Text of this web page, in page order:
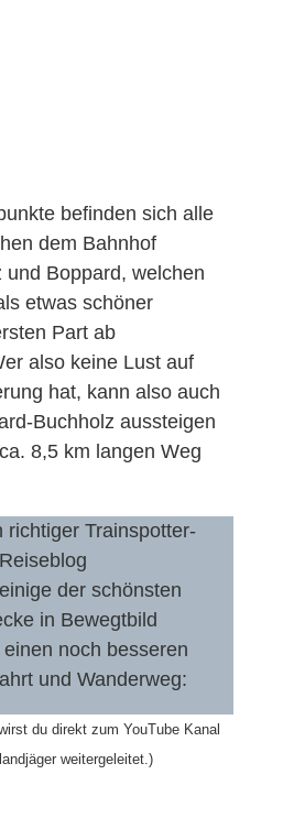
befinden sich alle
dem Bahnhof
und Boppard, welchen
etwas schöner
Part ab
also keine Lust auf
hat, kann also auch
Buchholz aussteigen
8,5 km langen Weg
richtiger Trainspotter-
einige der schönsten
in Bewegtbild
noch besseren
und Wanderweg:
du direkt zum YouTube Kanal
weitergeleitet.)